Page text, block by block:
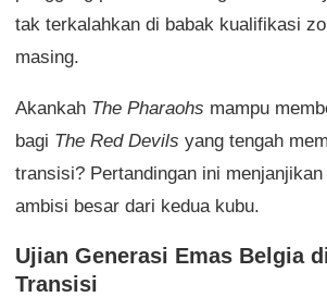
tak terkalahkan di babak kualifikasi
masing.
Akankah The Pharaohs mampu
bagi The Red Devils yang tengah
transisi? Pertandingan ini
ambisi besar dari kedua kubu.
Ujian Generasi Emas Belgia
Transisi